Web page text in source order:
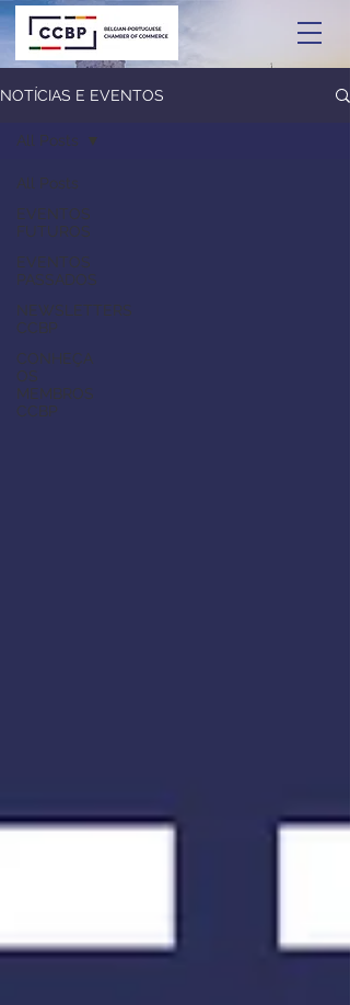
NOTÍCIAS E EVENTOS
All Posts
EVENTOS
FUTUROS
EVENTOS
PASSADOS
NEWSLETTERS
CCBP
CONHEÇA
OS
MEMBROS
CCBP
All Posts